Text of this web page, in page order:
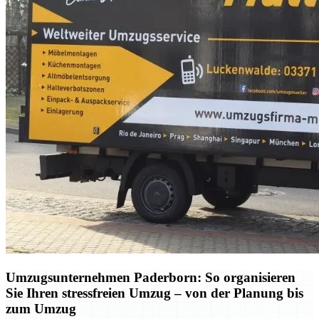
Umzugsunternehmen Paderborn: So organisieren
Sie Ihren stressfreien Umzug – von der Planung bis
zum Umzug